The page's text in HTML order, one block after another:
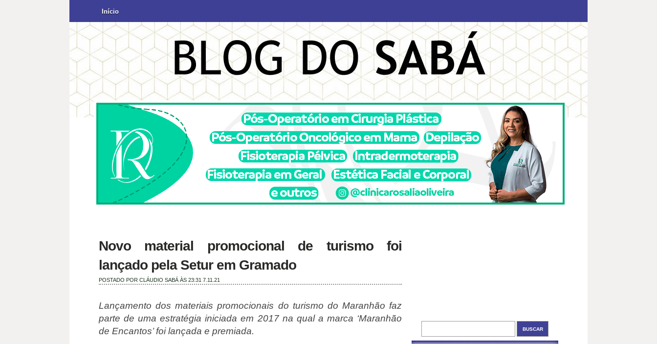
Início
Novo material promocional de turismo foi
lançado pela Setur em Gramado
POSTADO POR CLÁUDIO SABÁ ÀS 23:31 7.11.21
Lançamento dos materiais promocionais do turismo do Maranhão faz
parte de uma estratégia iniciada em 2017 na qual a marca ‘Maranhão
de Encantos’ foi lançada e premiada.